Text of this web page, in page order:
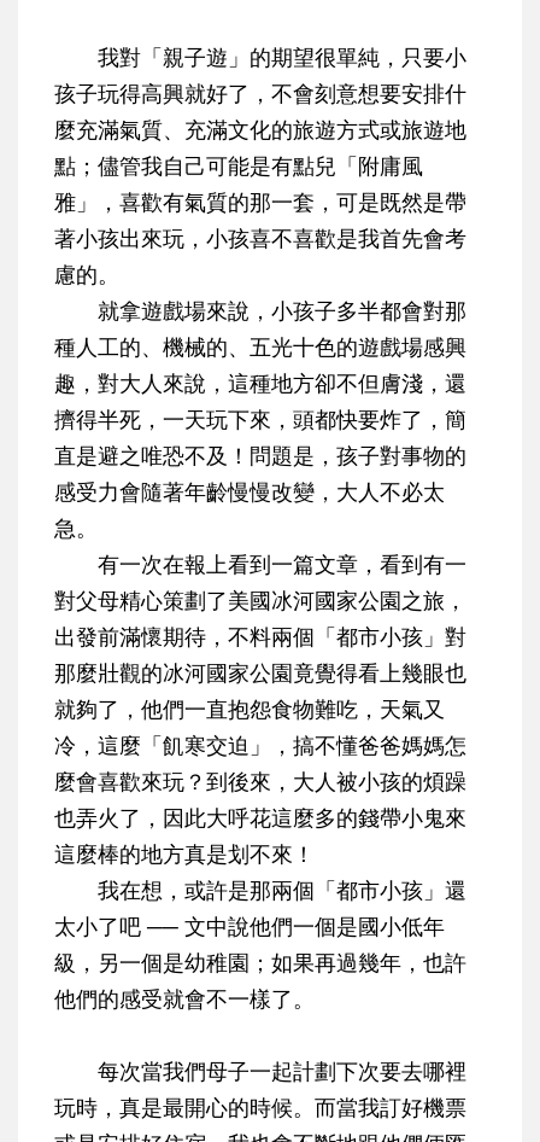
我對「親子遊」的期望很單純，只要小
孩子玩得高興就好了，不會刻意想要安排什
麼充滿氣質、充滿文化的旅遊方式或旅遊地
點；儘管我自己可能是有點兒「附庸風
雅」，喜歡有氣質的那一套，可是既然是帶
著小孩出來玩，小孩喜不喜歡是我首先會考
慮的。
就拿遊戲場來說，小孩子多半都會對那
種人工的、機械的、五光十色的遊戲場感興
趣，對大人來說，這種地方卻不但膚淺，還
擠得半死，一天玩下來，頭都快要炸了，簡
直是避之唯恐不及！問題是，孩子對事物的
感受力會隨著年齡慢慢改變，大人不必太
急。
有一次在報上看到一篇文章，看到有一
對父母精心策劃了美國冰河國家公園之旅，
出發前滿懷期待，不料兩個「都市小孩」對
那麼壯觀的冰河國家公園竟覺得看上幾眼也
就夠了，他們一直抱怨食物難吃，天氣又
冷，這麼「飢寒交迫」，搞不懂爸爸媽媽怎
麼會喜歡來玩？到後來，大人被小孩的煩躁
也弄火了，因此大呼花這麼多的錢帶小鬼來
這麼棒的地方真是划不來！
我在想，或許是那兩個「都市小孩」還
太小了吧 ── 文中說他們一個是國小低年
級，另一個是幼稚園；如果再過幾年，也許
他們的感受就會不一樣了。
每次當我們母子一起計劃下次要去哪裡
玩時，真是最開心的時候。而當我訂好機票